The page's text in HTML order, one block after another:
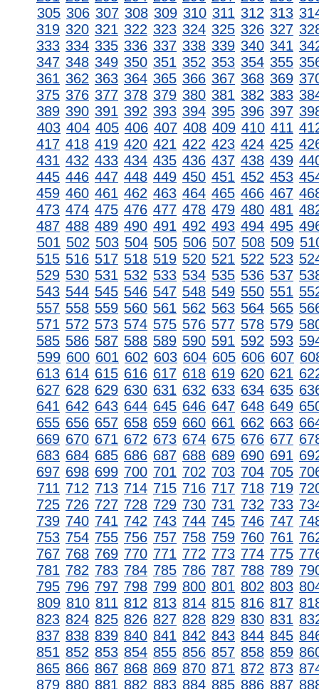
305 306 307 308 309 310 311 312 313
319 320 321 322 323 324 325 326 327
333 334 335 336 337 338 339 340 341
347 348 349 350 351 352 353 354 355
361 362 363 364 365 366 367 368 369
375 376 377 378 379 380 381 382 383
389 390 391 392 393 394 395 396 397
403 404 405 406 407 408 409 410 411
417 418 419 420 421 422 423 424 425
431 432 433 434 435 436 437 438 439
445 446 447 448 449 450 451 452 453
459 460 461 462 463 464 465 466 467
473 474 475 476 477 478 479 480 481
487 488 489 490 491 492 493 494 495
501 502 503 504 505 506 507 508 509
515 516 517 518 519 520 521 522 523
529 530 531 532 533 534 535 536 537
543 544 545 546 547 548 549 550 551
557 558 559 560 561 562 563 564 565
571 572 573 574 575 576 577 578 579
585 586 587 588 589 590 591 592 593
599 600 601 602 603 604 605 606 607
613 614 615 616 617 618 619 620 621
627 628 629 630 631 632 633 634 635
641 642 643 644 645 646 647 648 649
655 656 657 658 659 660 661 662 663
669 670 671 672 673 674 675 676 677
683 684 685 686 687 688 689 690 691
697 698 699 700 701 702 703 704 705
711 712 713 714 715 716 717 718 719
725 726 727 728 729 730 731 732 733
739 740 741 742 743 744 745 746 747
753 754 755 756 757 758 759 760 761
767 768 769 770 771 772 773 774 775
781 782 783 784 785 786 787 788 789
795 796 797 798 799 800 801 802 803
809 810 811 812 813 814 815 816 817
823 824 825 826 827 828 829 830 831
837 838 839 840 841 842 843 844 845
851 852 853 854 855 856 857 858 859
865 866 867 868 869 870 871 872 873
879 880 881 882 883 884 885 886 887